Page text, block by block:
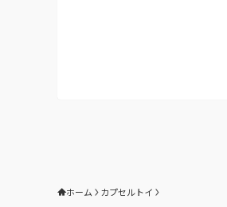
ホーム カプセルトイ